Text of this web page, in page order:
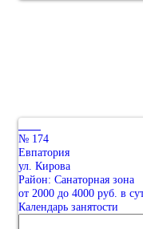
№ 174
Евпатория
ул. Кирова
Район: Санаторная зона
от 2000 до 4000 руб. в
Календарь занятости